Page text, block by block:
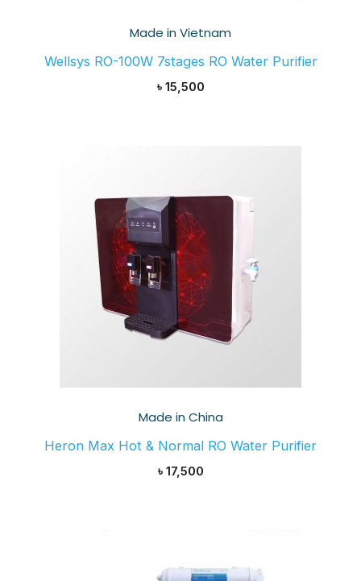
Made in Vietnam
Wellsys RO-100W 7stages RO Water Purifier
৳ 15,500
Made in China
Heron Max Hot & Normal RO Water Purifier
৳ 17,500